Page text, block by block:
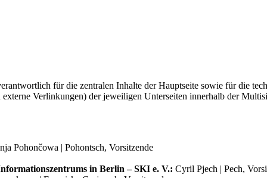
Kindergärten und Grundschulen. Die Kinder verkleiden sich
Hochzeitstrachten und stellen eine traditionelle
moderierte. Seit Mitte des 20. Jahrhunderts gestaltet das
wird an verschiedenen Orten in der Lausitz aufgeführt, in
Darbietung.
| Sorbische/Wendische Fastnacht
für die zentralen Inhalte der Hauptseite sowie für die
Verlinkungen) der jeweiligen Unterseiten innerhalb der
Pohončowa | Pohontsch, Vorsitzende
in Berlin – SKI e. V.: Cyril Pjech | Pech,